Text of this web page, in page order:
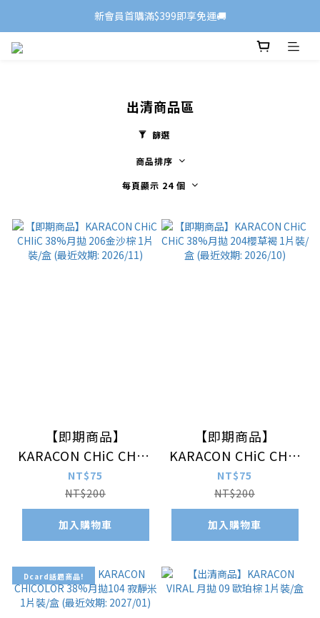
新會員首購滿$399即享免運🚚
出清商品區
篩選
商品排序
每頁顯示 24 個
【即期商品】
KARACON CHiC CHIiC
38%月拋 206金沙棕 1
片裝/盒 (最近效期:
2026/11)
NT$75
NT$200
加入購物車
【即期商品】
KARACON CHiC CHiC
38%月拋 204櫻草褐 1
片裝/盒 (最近效期:
2026/10)
NT$75
NT$200
加入購物車
Dcard話題商品!